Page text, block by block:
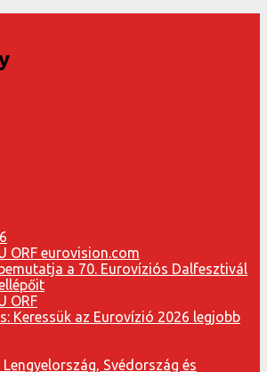
a 70. Eurovíziós Dalfesztivál
Keressük az Eurovízió 2026 legjobb
Lengyelország, Svédország és